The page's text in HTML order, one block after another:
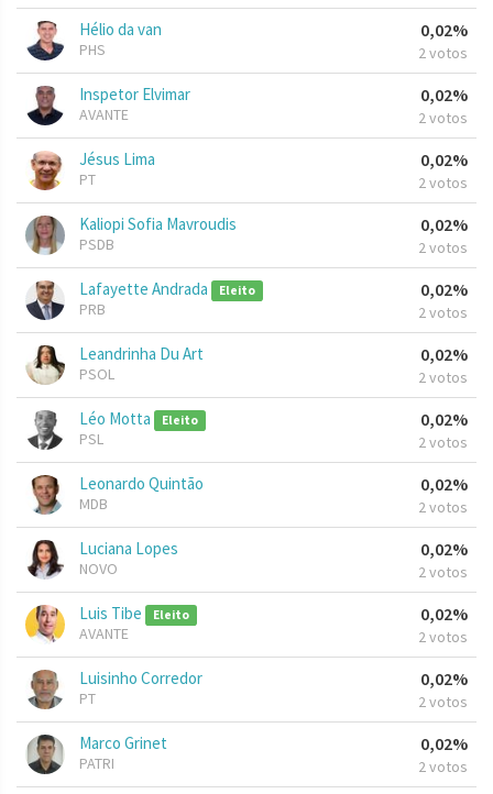
Hélio da van
PHS
0,02%
2 votos
Inspetor Elvimar
AVANTE
0,02%
2 votos
Jésus Lima
PT
0,02%
2 votos
Kaliopi Sofia Mavroudis
PSDB
0,02%
2 votos
Lafayette Andrada Eleito
PRB
0,02%
2 votos
Leandrinha Du Art
PSOL
0,02%
2 votos
Léo Motta Eleito
PSL
0,02%
2 votos
Leonardo Quintão
MDB
0,02%
2 votos
Luciana Lopes
NOVO
0,02%
2 votos
Luis Tibe Eleito
AVANTE
0,02%
2 votos
Luisinho Corredor
PT
0,02%
2 votos
Marco Grinet
PATRI
0,02%
2 votos